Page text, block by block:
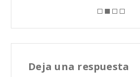
Deja una respuesta